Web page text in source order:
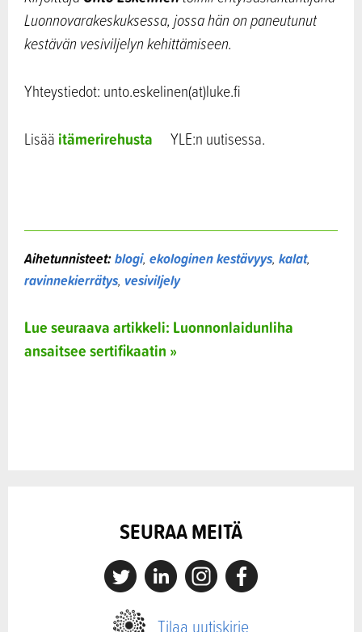
Luonnovarakeskuksessa, jossa hän on paneutunut
kestävän vesiviljelyn kehittämiseen.
Yhteystiedot: unto.eskelinen(at)luke.fi
Lisää itämerirehusta YLE:n uutisessa.
Aihetunnisteet:blogi, ekologinen kestävyys, kalat,
ravinnekierrätys, vesiviljely
Lue seuraava artikkeli: Luonnonlaidunliha
ansaitsee sertifikaatin »
SEURAA MEITÄ
X LinkedinInstagramFacebook
Tilaa uutiskirje